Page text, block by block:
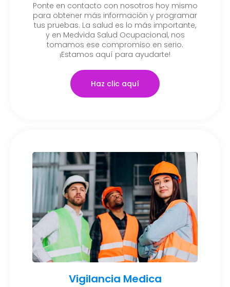
Ponte en contacto con nosotros hoy mismo
para obtener más información y programar
tus pruebas. La salud es lo más importante,
y en Medvida Salud Ocupacional, nos
tomamos ese compromiso en serio.
¡Estamos aquí para ayudarte!
Haz clic aquí
Vigilancia Medica